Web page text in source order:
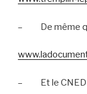
– De même
– Et le CNED